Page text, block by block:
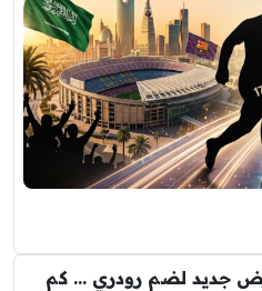
جديد لضم رودري … كم